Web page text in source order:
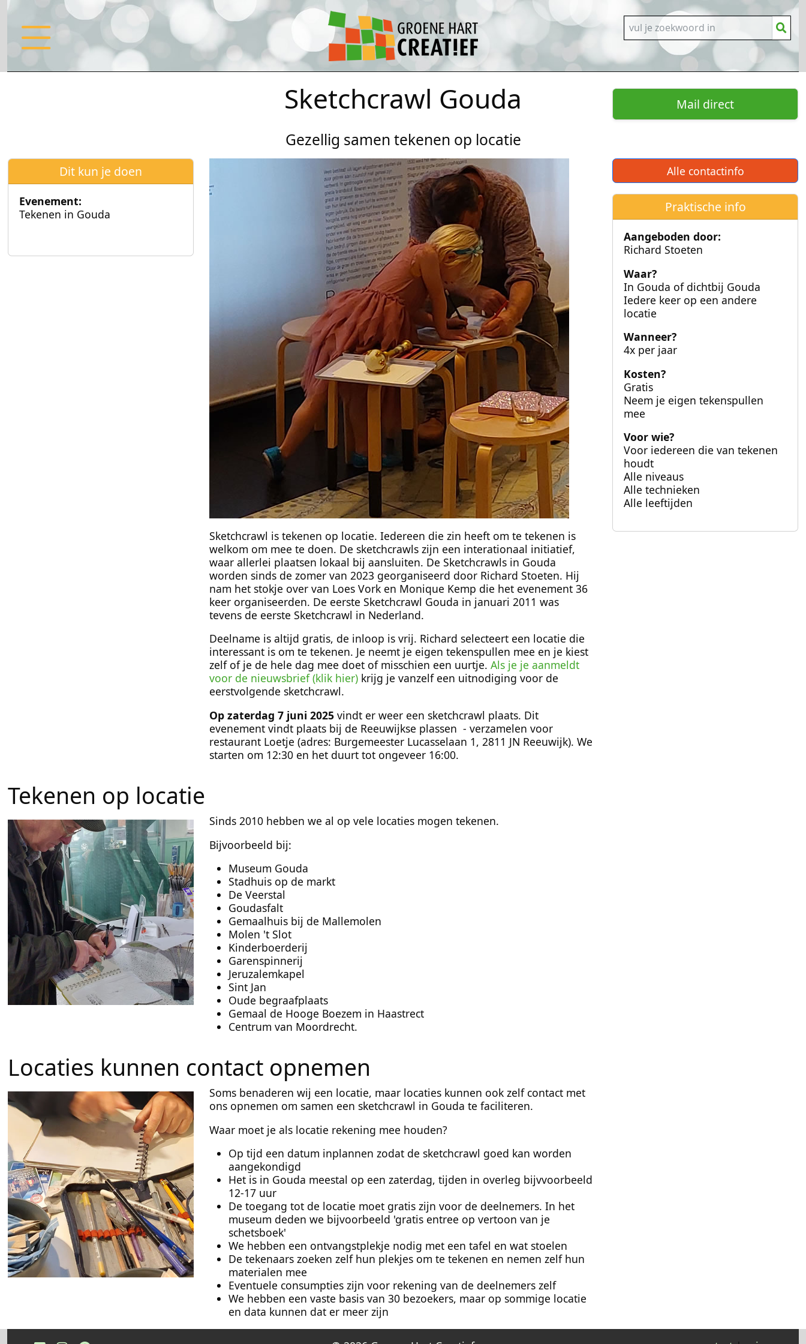
Sketchcrawl Gouda Mail direct
Gezellig samen tekenen op locatie
Dit kun je doen
Evenement:
Tekenen in Gouda
Sketchcrawl is tekenen op locatie. Iedereen die zin heeft om te tekenen is
welkom om mee te doen. De sketchcrawls zijn een interationaal initiatief,
waar allerlei plaatsen lokaal bij aansluiten. De Sketchcrawls in Gouda
worden sinds de zomer van 2023 georganiseerd door Richard Stoeten. Hij
nam het stokje over van Loes Vork en Monique Kemp die het evenement 36
keer organiseerden. De eerste Sketchcrawl Gouda in januari 2011 was
tevens de eerste Sketchcrawl in Nederland.
Deelname is altijd gratis, de inloop is vrij. Richard selecteert een locatie die
interessant is om te tekenen. Je neemt je eigen tekenspullen mee en je kiest
zelf of je de hele dag mee doet of misschien een uurtje.Als je je aanmeldt
voor de nieuwsbrief (klik hier) krijg je vanzelf een uitnodiging voor de
eerstvolgende sketchcrawl.
Op zaterdag 7 juni 2025 vindt er weer een sketchcrawl plaats. Dit
evenement vindt plaats bij de Reeuwijkse plassen - verzamelen voor
restaurant Loetje (adres: Burgemeester Lucasselaan 1, 2811 JN Reeuwijk). We
starten om 12:30 en het duurt tot ongeveer 16:00.
Alle contactinfo
Praktische info
Aangeboden door:
Richard Stoeten
Waar?
In Gouda of dichtbij Gouda
Iedere keer op een andere
locatie
Wanneer?
4x per jaar
Kosten?
Gratis
Neem je eigen tekenspullen
mee
Voor wie?
Voor iedereen die van tekenen
houdt
Alle niveaus
Alle technieken
Alle leeftijden
Tekenen op locatie
Sinds 2010 hebben we al op vele locaties mogen tekenen.
Bijvoorbeeld bij:
Museum Gouda
Stadhuis op de markt
De Veerstal
Goudasfalt
Gemaalhuis bij de Mallemolen
Molen 't Slot
Kinderboerderij
Garenspinnerij
Jeruzalemkapel
Sint Jan
Oude begraafplaats
Gemaal de Hooge Boezem in Haastrect
Centrum van Moordrecht.
Locaties kunnen contact opnemen
Soms benaderen wij een locatie, maar locaties kunnen ook zelf contact met
ons opnemen om samen een sketchcrawl in Gouda te faciliteren.
Waar moet je als locatie rekening mee houden?
Op tijd een datum inplannen zodat de sketchcrawl goed kan worden
aangekondigd
Het is in Gouda meestal op een zaterdag, tijden in overleg bijvvoorbeeld
12-17 uur
De toegang tot de locatie moet gratis zijn voor de deelnemers. In het
museum deden we bijvoorbeeld 'gratis entree op vertoon van je
schetsboek'
We hebben een ontvangstplekje nodig met een tafel en wat stoelen
De tekenaars zoeken zelf hun plekjes om te tekenen en nemen zelf hun
materialen mee
Eventuele consumpties zijn voor rekening van de deelnemers zelf
We hebben een vaste basis van 30 bezoekers, maar op sommige locatie
en data kunnen dat er meer zijn